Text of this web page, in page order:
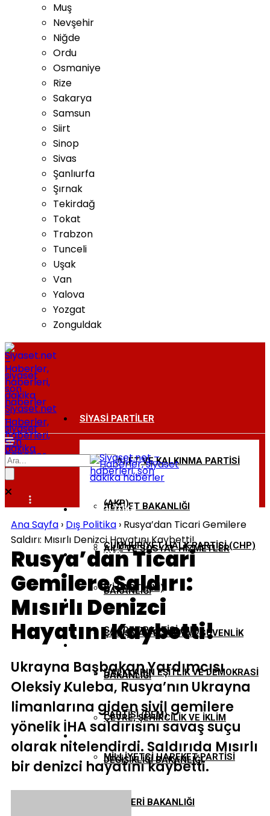
Muş
Nevşehir
Niğde
Ordu
Osmaniye
Rize
Sakarya
Samsun
Siirt
Sinop
Sivas
Şanlıurfa
Şırnak
Tekirdağ
Tokat
Trabzon
Tunceli
Uşak
Van
Yalova
Yozgat
Zonguldak
Siyaset.net
–
Haberler,
siyaset
haberleri,
son
dakika
haberler
SIYASI PARTILER
ADALET VE KALKINMA PARTISI
(AKP)
CUMHURIYET HALK PARTISI (CHP)
İYI PARTI (İYİ)
SAADET PARTISI (SP)
HALKLARIN EŞITLIK VE DEMOKRASI
PARTISI (DEM)
MILLIYETÇI HAREKET PARTISI
BAKANLIKLAR
ADALET BAKANLIĞI
AILE VE SOSYAL HIZMETLER
BAKANLIĞI
ÇALIŞMA VE SOSYAL GÜVENLIK
BAKANLIĞI
ÇEVRE, ŞEHIRCILIK VE İKLIM
DEĞIŞIKLIĞI BAKANLIĞI
DIŞIŞLERI BAKANLIĞI
DIŞ POLITIKA
EKONOMI
GÜNDEM
YEREL YÖNETIMLER
Ana Sayfa › Dış Politika › Rusya’dan Ticari Gemilere
Saldırı: Mısırlı Denizci Hayatını Kaybetti!
Rusya’dan Ticari
Gemilere Saldırı:
Mısırlı Denizci
Hayatını Kaybetti!
Ukrayna Başbakan Yardımcısı
Oleksiy Kuleba, Rusya’nın Ukrayna
limanlarına giden sivil gemilere
yönelik İHA saldırısını savaş suçu
olarak nitelendirdi. Saldırıda Mısırlı
bir denizci hayatını kaybetti.